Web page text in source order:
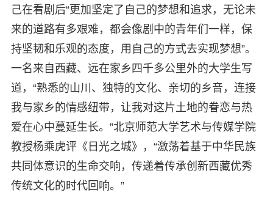
己在看剧后“更加坚定了自己的梦想和追求，无论未
来的道路有多艰难，都会像剧中的青年们一样，保
持坚韧和乐观的态度，用自己的方式去实现梦想”。
一名来自西藏、远在家乡四千多公里外的大学生写
道，“熟悉的山川、独特的文化、亲切的乡音，连接
我与家乡的情感纽带，让我对这片土地的眷恋与热
爱在心中蔓延生长。”北京师范大学艺术与传媒学院
教授杨乘虎评《日光之城》，“激荡着基于中华民族
共同体意识的生命交响，传递着传承创新西藏优秀
传统文化的时代回响。”